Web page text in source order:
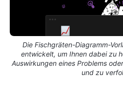
Die Fischgräten-Diagramm-
entwickelt, um Ihnen dabei zu
Auswirkungen eines Problems
und zu